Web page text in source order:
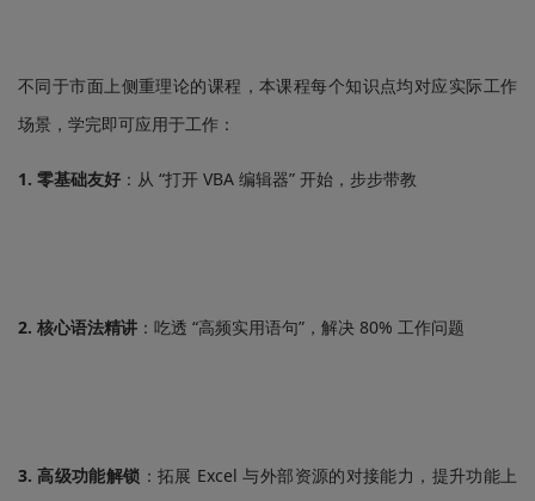
不同于市面上侧重理论的课程，本课程每个知识点均对应实际工作
场景，学完即可应用于工作：
1. 零基础友好 ：从 “打开 VBA 编辑器” 开始，步步带教
2. 核心语法精讲 ：吃透 “高频实用语句”，解决 80% 工作问题
3. 高级功能解锁 ：拓展 Excel 与外部资源的对接能力，提升功能上